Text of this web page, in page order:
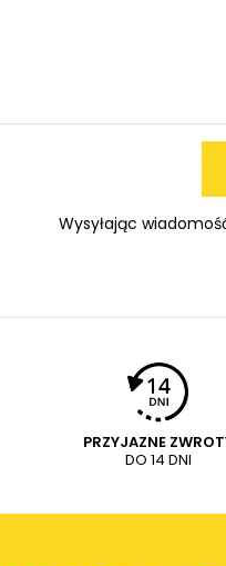
Wysyłając
PRZYJAZNE
DO 14 DNI